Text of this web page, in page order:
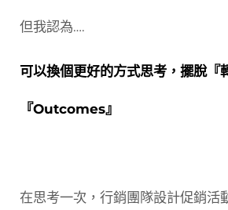
但我認為….
可以換個更好的方式思考，擺脫『
『Outcomes』
在思考一次，行銷團隊設計促銷活